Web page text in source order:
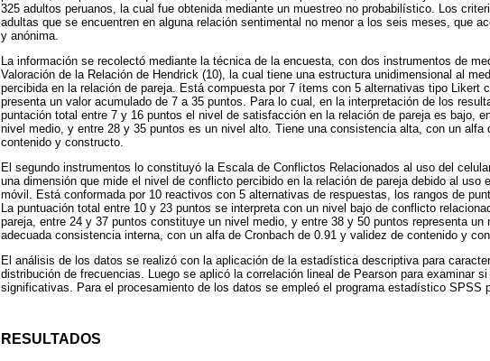
325 adultos peruanos, la cual fue obtenida mediante un muestreo no probabilístico. Los
adultas que se encuentren en alguna relación sentimental no menor a los seis meses, que
y anónima.
La información se recolectó mediante la técnica de la encuesta, con dos instrumentos de
Valoración de la Relación de Hendrick (10), la cual tiene una estructura unidimensional al
percibida en la relación de pareja. Está compuesta por 7 ítems con 5 alternativas tipo Likert
presenta un valor acumulado de 7 a 35 puntos. Para lo cual, en la interpretación de los
puntación total entre 7 y 16 puntos el nivel de satisfacción en la relación de pareja es bajo,
nivel medio, y entre 28 y 35 puntos es un nivel alto. Tiene una consistencia alta, con un alfa
contenido y constructo.
El segundo instrumentos lo constituyó la Escala de Conflictos Relacionados al uso del
una dimensión que mide el nivel de conflicto percibido en la relación de pareja debido al uso
móvil. Está conformada por 10 reactivos con 5 alternativas de respuestas, los rangos de
La puntuación total entre 10 y 23 puntos se interpreta con un nivel bajo de conflicto
pareja, entre 24 y 37 puntos constituye un nivel medio, y entre 38 y 50 puntos representa
adecuada consistencia interna, con un alfa de Cronbach de 0.91 y validez de contenido y
El análisis de los datos se realizó con la aplicación de la estadística descriptiva para
distribución de frecuencias. Luego se aplicó la correlación lineal de Pearson para examinar
significativas. Para el procesamiento de los datos se empleó el programa estadístico SPSS
RESULTADOS